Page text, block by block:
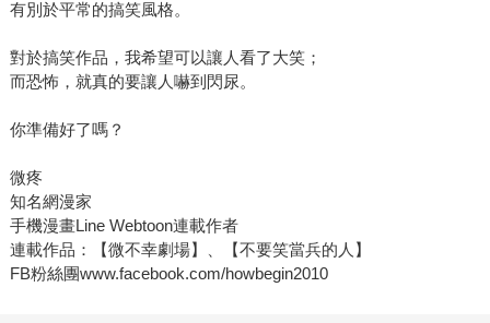
有別於平常的搞笑風格。
對於搞笑作品，我希望可以讓人看了大笑；
而恐怖，就真的要讓人嚇到閃尿。
你準備好了嗎？
微疼
知名網漫家
手機漫畫Line Webtoon連載作者
連載作品：【微不幸劇場】、【不要笑當兵的人】
FB粉絲團www.facebook.com/howbegin2010